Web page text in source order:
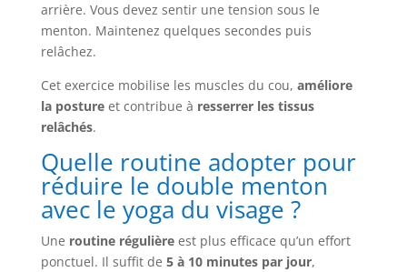
arrière. Vous devez sentir une tension sous le
menton. Maintenez quelques secondes puis
relâchez.
Cet exercice mobilise les muscles du cou, améliore
la postureet contribue à resserrer les tissus
relâchés.
Quelle routine adopter pour
réduire le double menton
avec le yoga du visage ?
Une routine régulièreest plus efficace qu’un effort
ponctuel. Il suffit de 5 à 10 minutes par jour,